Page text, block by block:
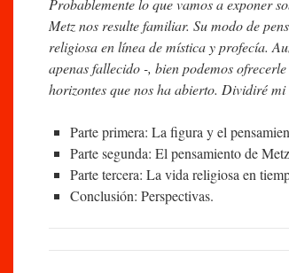
Probablemente lo que vamos a exponer
Metz nos resulte familiar. Su modo de
religiosa en línea de mística y profecía.
apenas fallecido -, bien podemos
horizontes que nos ha abierto. Dividiré
Parte primera: La figura y el
Parte segunda: El pensamiento de
Parte tercera: La vida religiosa en
Conclusión: Perspectivas.